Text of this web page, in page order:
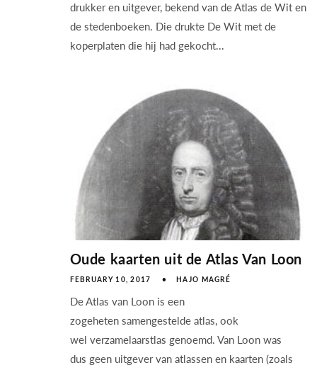
drukker en uitgever, bekend van de Atlas de Wit en
de stedenboeken. Die drukte De Wit met de
koperplaten die hij had gekocht...
Oude kaarten uit de Atlas Van Loon
FEBRUARY 10, 2017 HAJO MAGRÉ
De Atlas van Loon is een
zogeheten samengestelde atlas, ook
wel verzamelaarstlas genoemd. Van Loon was
dus geen uitgever van atlassen en kaarten (zoals